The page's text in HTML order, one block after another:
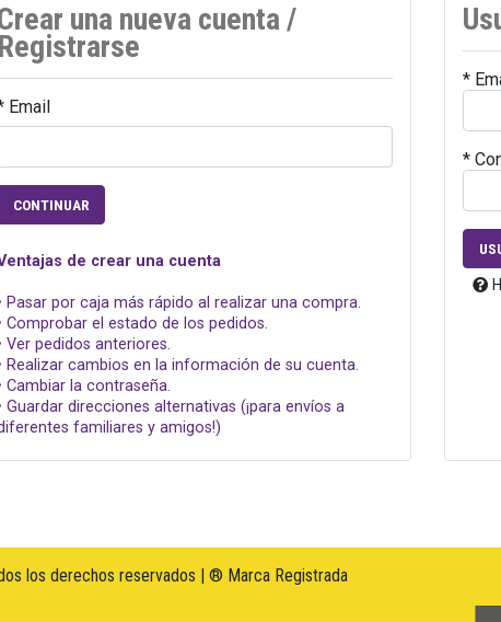
una nueva cuenta /
Registrarse
Email
CONTINUAR
de crear una cuenta
Pasar por caja más rápido al realizar una compra.
Comprobar el estado de los pedidos.
Ver pedidos anteriores.
Realizar cambios en la información de su cuenta.
Cambiar la contraseña.
Guardar direcciones alternativas (¡para envíos a
familiares y amigos!)
*
*
los derechos reservados | ® Marca Registrada